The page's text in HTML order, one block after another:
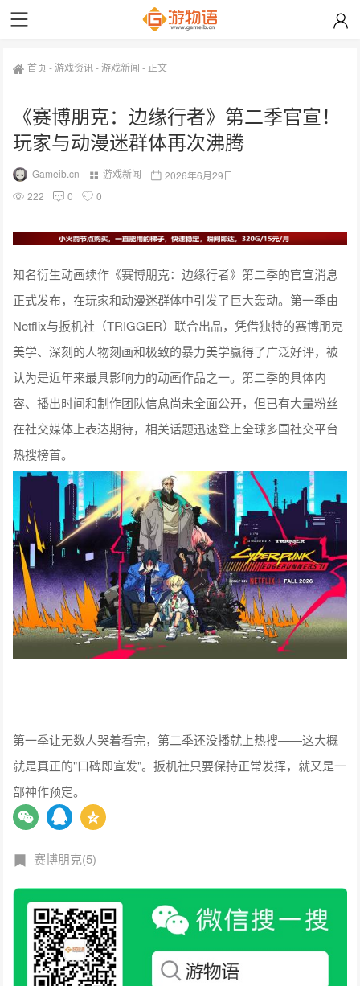
首页 -游戏资讯-游戏新闻 - 正文
《赛博朋克：边缘行者》第二季官宣！
玩家与动漫迷群体再次沸腾
Gameib.cn 游戏新闻
2026年6月29日
222
0 0
知名衍生动画续作《赛博朋克：边缘行者》第二季的官宣消息
正式发布，在玩家和动漫迷群体中引发了巨大轰动。第一季由
Netflix与扳机社（TRIGGER）联合出品，凭借独特的赛博朋克
美学、深刻的人物刻画和极致的暴力美学赢得了广泛好评，被
认为是近年来最具影响力的动画作品之一。第二季的具体内
容、播出时间和制作团队信息尚未全面公开，但已有大量粉丝
在社交媒体上表达期待，相关话题迅速登上全球多国社交平台
热搜榜首。
第一季让无数人哭着看完，第二季还没播就上热搜——这大概
就是真正的"口碑即宣发"。扳机社只要保持正常发挥，就又是一
部神作预定。
赛博朋克(5)